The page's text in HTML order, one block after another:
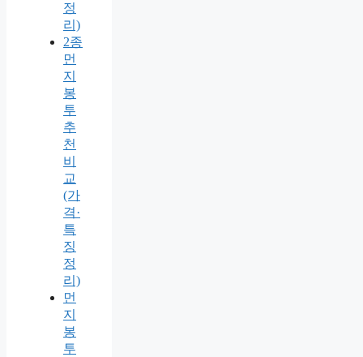
정
리)
2종
먼
지
봉
투
추
천
비
교
(가
격·
특
징
정
리)
먼
지
봉
투